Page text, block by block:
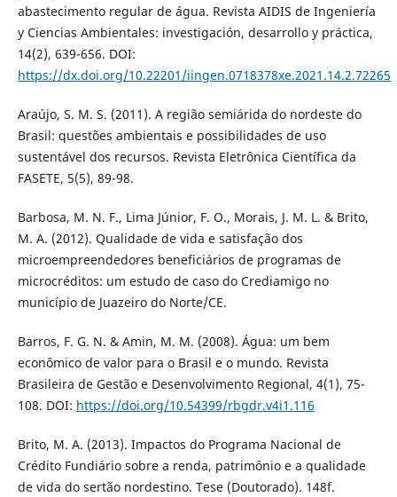
abastecimento regular de água. Revista AIDIS de Ingeniería
y Ciencias Ambientales: investigación, desarrollo y práctica,
14(2), 639-656. DOI:
https://dx.doi.org/10.22201/iingen.0718378xe.2021.14.2.72265
Araújo, S. M. S. (2011). A região semiárida do nordeste do
Brasil: questões ambientais e possibilidades de uso
sustentável dos recursos. Revista Eletrônica Científica da
FASETE, 5(5), 89-98.
Barbosa, M. N. F., Lima Júnior, F. O., Morais, J. M. L. & Brito,
M. A. (2012). Qualidade de vida e satisfação dos
microempreendedores beneficiários de programas de
microcréditos: um estudo de caso do Crediamigo no
município de Juazeiro do Norte/CE.
Barros, F. G. N. & Amin, M. M. (2008). Água: um bem
econômico de valor para o Brasil e o mundo. Revista
Brasileira de Gestão e Desenvolvimento Regional, 4(1), 75-
108. DOI: https://doi.org/10.54399/rbgdr.v4i1.116
Brito, M. A. (2013). Impactos do Programa Nacional de
Crédito Fundiário sobre a renda, patrimônio e a qualidade
de vida do sertão nordestino. Tese (Doutorado). 148f.